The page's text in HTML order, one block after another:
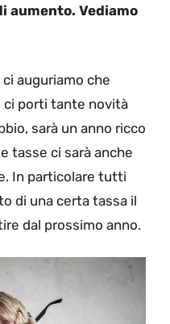
aumento. Vediamo
auguriamo che
ci porti tante novità
sarà un anno ricco
tasse ci sarà anche
In particolare tutti
di una certa tassa il
dal prossimo anno.